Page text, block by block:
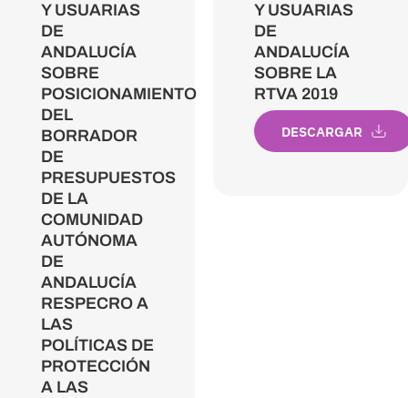
Y USUARIAS
DE
ANDALUCÍA
SOBRE
POSICIONAMIENTO
DEL
BORRADOR
DE
PRESUPUESTOS
DE LA
COMUNIDAD
AUTÓNOMA
DE
ANDALUCÍA
RESPECRO A
LAS
POLÍTICAS DE
PROTECCIÓN
A LAS
Y USUARIAS
DE
ANDALUCÍA
SOBRE LA
RTVA 2019
DESCARGAR